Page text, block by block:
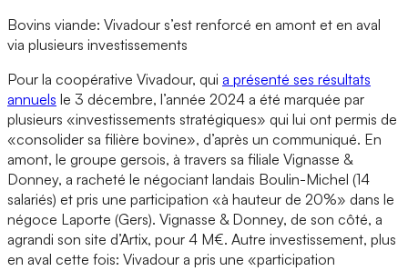
Bovins viande: Vivadour s’est renforcé en amont et en aval
via plusieurs investissements
Pour la coopérative Vivadour, qui a présenté ses résultats
annuels le 3 décembre, l’année 2024 a été marquée par
plusieurs «investissements stratégiques» qui lui ont permis de
«consolider sa filière bovine», d’après un communiqué. En
amont, le groupe gersois, à travers sa filiale Vignasse &
Donney, a racheté le négociant landais Boulin-Michel (14
salariés) et pris une participation «à hauteur de 20%» dans le
négoce Laporte (Gers). Vignasse & Donney, de son côté, a
agrandi son site d’Artix, pour 4 M€. Autre investissement, plus
en aval cette fois: Vivadour a pris une «participation